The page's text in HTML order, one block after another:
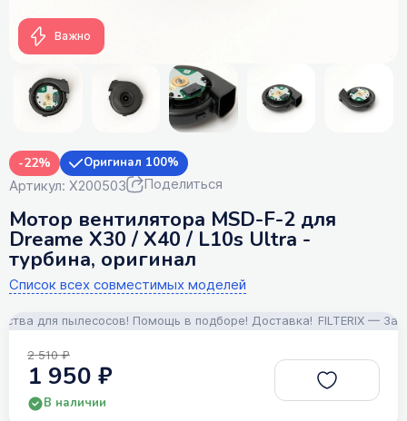
Важно
-22% Оригинал 100%
Артикул: X200503 Поделиться
Мотор вентилятора MSD-F-2 для
Dreame X30 / X40 / L10s Ultra -
турбина, оригинал
Список всех совместимых моделей
для пылесосов! Помощь в подборе! Доставка! FILTERIX —
2 510 ₽
1 950 ₽
В наличии